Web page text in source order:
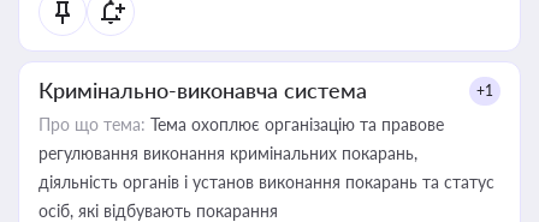
Кримінально-виконавча система +1
Про що тема: Тема охоплює організацію та правове
регулювання виконання кримінальних покарань,
діяльність органів і установ виконання покарань та статус
осіб, які відбувають покарання